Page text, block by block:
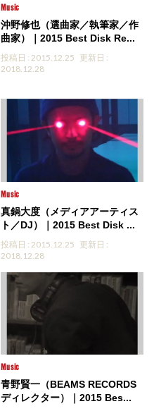
Music
沖野修也（選曲家／執筆家／作
曲家）｜2015 Best Disk Re...
投稿日 : 2015.12.25 更新日 :
2018.12.28
Music
真鍋大度（メディアアーティス
ト／DJ）｜2015 Best Disk ...
投稿日 : 2015.12.25 更新日 :
2018.12.28
Music
青野賢一（BEAMS RECORDS
ディレクター）｜2015 Bes...